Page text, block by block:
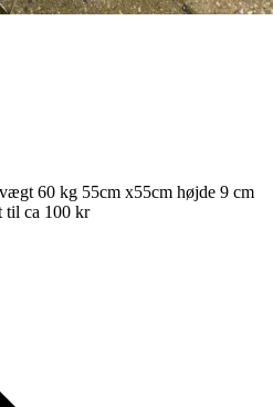
60 kg 55cm x55cm højde 9 cm
til ca 100 kr